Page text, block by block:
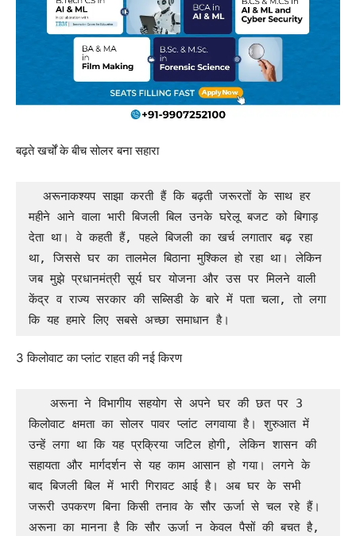
बढ़ते खर्चों के बीच सोलर बना सहारा
महीने आने वाला भारी बिजली बिल उनके घरेलू बजट को बिगाड़
देता था। वे कहती हैं, पहले बिजली का खर्च लगातार बढ़ रहा
था, जिससे घर का तालमेल बिठाना मुश्किल हो रहा था। लेकिन
जब मुझे प्रधानमंत्री सूर्य घर योजना और उस पर मिलने वाली
केंद्र व राज्य सरकार की सब्सिडी के बारे में पता चला, तो लगा
कि यह हमारे लिए सबसे अच्छा समाधान है।
3 किलोवाट का प्लांट राहत की नई किरण
किलोवाट क्षमता का सोलर पावर प्लांट लगवाया है। शुरुआत में
उन्हें लगा था कि यह प्रक्रिया जटिल होगी, लेकिन शासन की
सहायता और मार्गदर्शन से यह काम आसान हो गया। लगने के
बाद बिजली बिल में भारी गिरावट आई है। अब घर के सभी
जरूरी उपकरण बिना किसी तनाव के सौर ऊर्जा से चल रहे हैं।
अरूना का मानना है कि सौर ऊर्जा न केवल पैसों की बचत है,